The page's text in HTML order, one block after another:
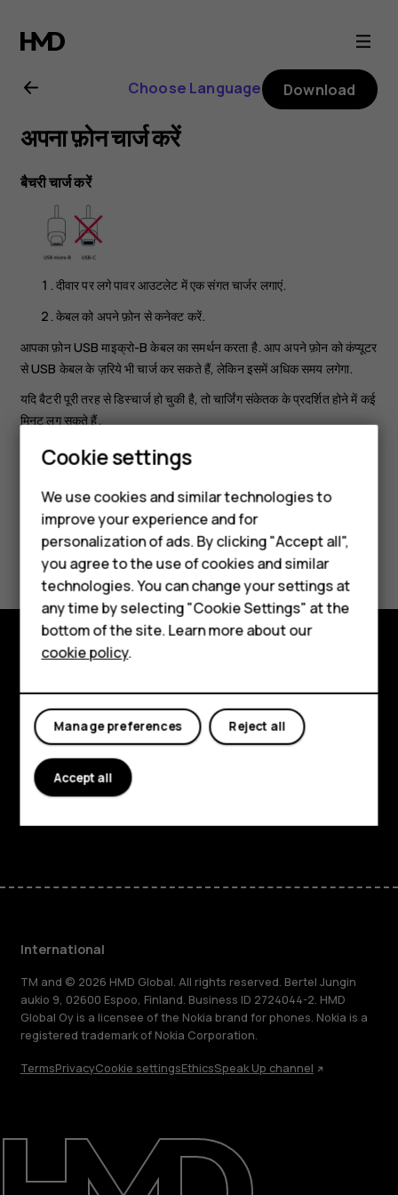
Nokia
2.1
user
guide
Smartphones
Feature phones
Phones for kids
Accessories
HMD Terra M
For business
Tablets
Repair, reuse, recycle
Sustainability
Support
Choose Language Download
अपना फ़ोन चार्ज करें
बैचरी चार्ज करें
दीवार पर लगे पावर आउटलेट में एक संगत चार्जर लगाएं.
केबल को अपने फ़ोन से कनेक्ट करें.
आपका फ़ोन USB माइक्रो-B केबल का समर्थन करता है. आप अपने फ़ोन को कंप्यूटर
से USB केबल के ज़रिये भी चार्ज कर सकते हैं, लेकिन इसमें अधिक समय लगेगा.
यदि बैटरी पूरी तरह से डिस्चार्ज हो चुकी है, तो चार्जिंग संकेतक के प्रदर्शित होने में कई
मिनट लग सकते हैं.
Did you find this helpful?
Yes No
About
Planet and people
Support
International
TM and © 2026 HMD Global. All rights reserved. Bertel Jungin
aukio 9, 02600 Espoo, Finland. Business ID 2724044-2. HMD
Global Oy is a licensee of the Nokia brand for phones. Nokia is a
registered trademark of Nokia Corporation.
TermsPrivacyCookie settingsEthicsSpeak Up channel
Cookie settings
We use cookies and similar technologies to
improve your experience and for
personalization of ads. By clicking "Accept all",
you agree to the use of cookies and similar
technologies. You can change your settings at
any time by selecting "Cookie Settings" at the
bottom of the site. Learn more about our
cookie policy.
Reject all
Manage preferences
Accept all